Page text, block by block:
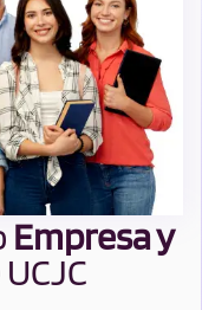
Empresa y